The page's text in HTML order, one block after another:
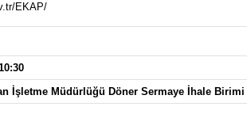
EKAP/
İşletme Müdürlüğü Döner Sermaye İhale Birimi